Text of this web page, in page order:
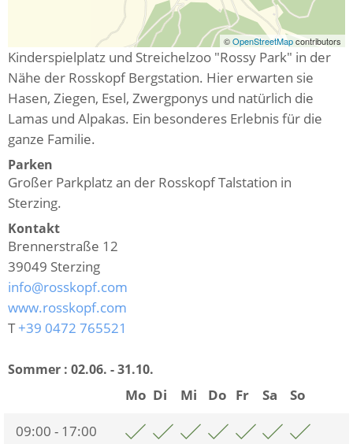
©OpenStreetMapcontributors
Kinderspielplatz und Streichelzoo "Rossy Park" in der
Nähe der Rosskopf Bergstation. Hier erwarten sie
Hasen, Ziegen, Esel, Zwergponys und natürlich die
Lamas und Alpakas. Ein besonderes Erlebnis für die
ganze Familie.
Parken
Großer Parkplatz an der Rosskopf Talstation in
Sterzing.
Kontakt
Brennerstraße 12
39049 Sterzing
info@rosskopf.com
www.rosskopf.com
T+39 0472 765521
Sommer : 02.06. - 31.10.
Mo Di Mi Do Fr Sa
So
09:00 - 17:00